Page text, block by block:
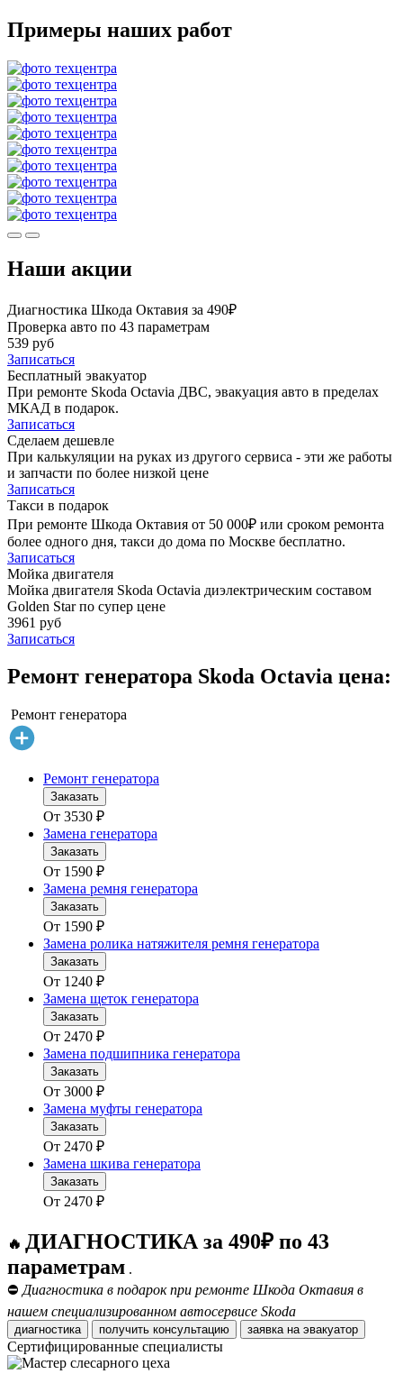
Примеры наших работ
Наши акции
Диагностика Шкода Октавия за 490₽
Проверка авто по 43 параметрам
539 руб
Записаться
Бесплатный эвакуатор
При ремонте Skoda Octavia ДВС, эвакуация авто в пределах
МКАД в подарок.
Записаться
Сделаем дешевле
При калькуляции на руках из другого сервиса - эти же работы
и запчасти по более низкой цене
Записаться
Такси в подарок
При ремонте Шкода Октавия от 50 000₽ или сроком ремонта
более одного дня, такси до дома по Москве бесплатно.
Записаться
Мойка двигателя
Мойка двигателя Skoda Octavia диэлектрическим составом
Golden Star по супер цене
3961 руб
Записаться
Ремонт генератора Skoda Octavia цена:
Ремонт генератора
Ремонт генератора
Заказать
От 3530 ₽
Замена генератора
Заказать
От 1590 ₽
Замена ремня генератора
Заказать
От 1590 ₽
Замена ролика натяжителя ремня генератора
Заказать
От 1240 ₽
Замена щеток генератора
Заказать
От 2470 ₽
Замена подшипника генератора
Заказать
От 3000 ₽
Замена муфты генератора
Заказать
От 2470 ₽
Замена шкива генератора
Заказать
От 2470 ₽
🔥 ДИАГНОСТИКА за 490₽ по 43
параметрам .
⛔ Диагностика в подарок при ремонте Шкода Октавия в
нашем специализированном автосервисе Skoda
диагностика получить консультацию заявка на эвакуатор
Сертифицированные специалисты